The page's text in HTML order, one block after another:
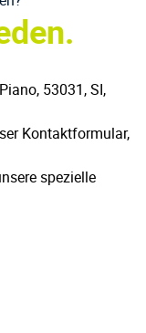
53031, SI,
Kontaktformular,
spezielle